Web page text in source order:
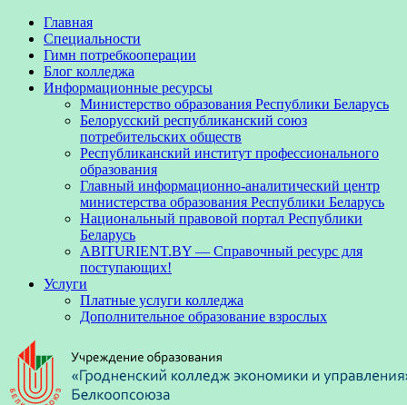
Главная
Специальности
Гимн потребкооперации
Блог колледжа
Информационные ресурсы
Министерство образования Республики Беларусь
Белорусский республиканский союз
потребительских обществ
Республиканский институт профессионального
образования
Главный информационно-аналитический центр
министерства образования Республики Беларусь
Национальный правовой портал Республики
Беларусь
ABITURIENT.BY — Справочный ресурс для
поступающих!
Услуги
Платные услуги колледжа
Дополнительное образование взрослых